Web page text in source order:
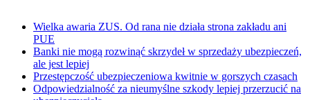
Wielka awaria ZUS. Od rana nie działa strona zakładu ani
PUE
Banki nie mogą rozwinąć skrzydeł w sprzedaży ubezpieczeń,
ale jest lepiej
Przestępczość ubezpieczeniowa kwitnie w gorszych czasach
Odpowiedzialność za nieumyślne szkody lepiej przerzucić na